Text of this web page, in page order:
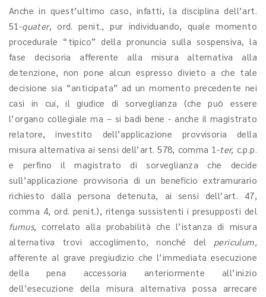
Anche in quest’ultimo caso, infatti, la disciplina dell’art.
51-quater, ord. penit., pur individuando, quale momento
procedurale “tipico” della pronuncia sulla sospensiva, la
fase decisoria afferente alla misura alternativa alla
detenzione, non pone alcun espresso divieto a che tale
decisione sia “anticipata” ad un momento precedente nei
casi in cui, il giudice di sorveglianza (che può essere
l’organo collegiale ma – si badi bene - anche il magistrato
relatore, investito dell’applicazione provvisoria della
misura alternativa ai sensi dell’art. 578, comma 1-ter, c.p.p.
e perfino il magistrato di sorveglianza che decide
sull’applicazione provvisoria di un beneficio extramurario
richiesto dalla persona detenuta, ai sensi dell’art. 47,
comma 4, ord. penit.), ritenga sussistenti i presupposti del
fumus, correlato alla probabilità che l’istanza di misura
alternativa trovi accoglimento, nonché del periculum,
afferente al grave pregiudizio che l’immediata esecuzione
della pena accessoria anteriormente all’inizio
dell’esecuzione della misura alternativa possa arrecare